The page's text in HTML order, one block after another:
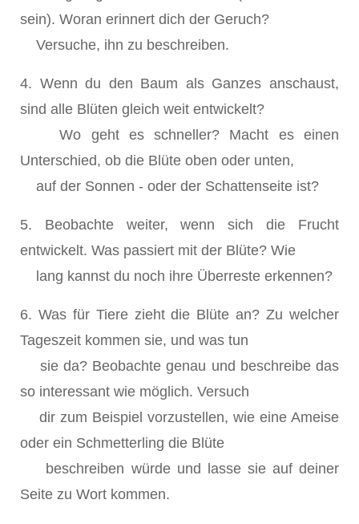
sein). Woran erinnert dich der Geruch?
Versuche, ihn zu beschreiben.
4. Wenn du den Baum als Ganzes anschaust,
sind alle Blüten gleich weit entwickelt?
Wo geht es schneller? Macht es einen
Unterschied, ob die Blüte oben oder unten,
auf der Sonnen - oder der Schattenseite ist?
5. Beobachte weiter, wenn sich die Frucht
entwickelt. Was passiert mit der Blüte? Wie
lang kannst du noch ihre Überreste erkennen?
6. Was für Tiere zieht die Blüte an? Zu welcher
Tageszeit kommen sie, und was tun
sie da? Beobachte genau und beschreibe das
so interessant wie möglich. Versuch
dir zum Beispiel vorzustellen, wie eine Ameise
oder ein Schmetterling die Blüte
beschreiben würde und lasse sie auf deiner
Seite zu Wort kommen.